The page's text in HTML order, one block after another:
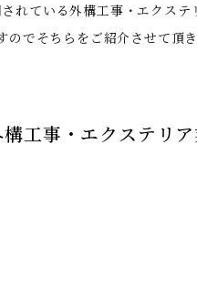
ている外構工事・エクステ
のでそちらをご紹介させて頂
工事・エクステリ